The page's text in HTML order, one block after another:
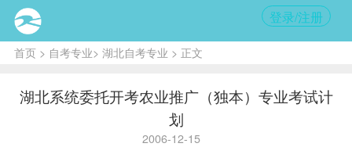
登录/注册
首页> 自考专业> 湖北自考专业 > 正文
湖北系统委托开考农业推广（独本）专业考试计
划
2006-12-15